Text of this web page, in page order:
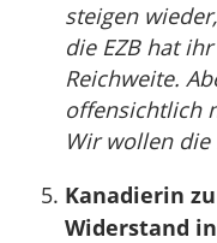
steigen
die EZB hat
Reichweite.
offensichtlich
Wir wollen
Kanadierin
Widerstand